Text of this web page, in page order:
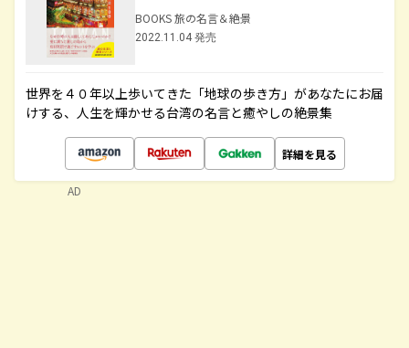
BOOKS 旅の名言＆絶景
2022.11.04 発売
世界を４０年以上歩いてきた「地球の歩き方」があなたにお届
けする、人生を輝かせる台湾の名言と癒やしの絶景集
詳細を見る
AD